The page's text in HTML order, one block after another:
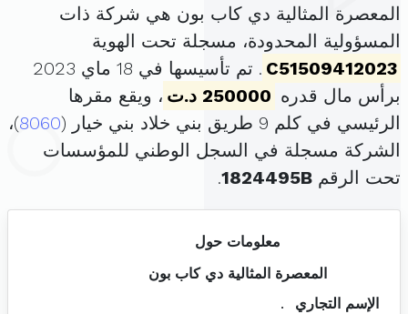
المعصرة المثالية دي كاب بون هي شركة ذات
المسؤولية المحدودة، مسجلة تحت الهوية
C51509412023
. تم تأسيسها في 18 ماي 2023
برأس مال قدره 250000 د.ت
، ويقع مقرها
الرئيسي في كلم 9 طريق بني خلاد بني خيار (
8060)،
الشركة مسجلة في السجل الوطني للمؤسسات
تحت الرقم 1824495B
.
معلومات حول
المعصرة المثالية دي كاب بون
الإسم التجاري
.